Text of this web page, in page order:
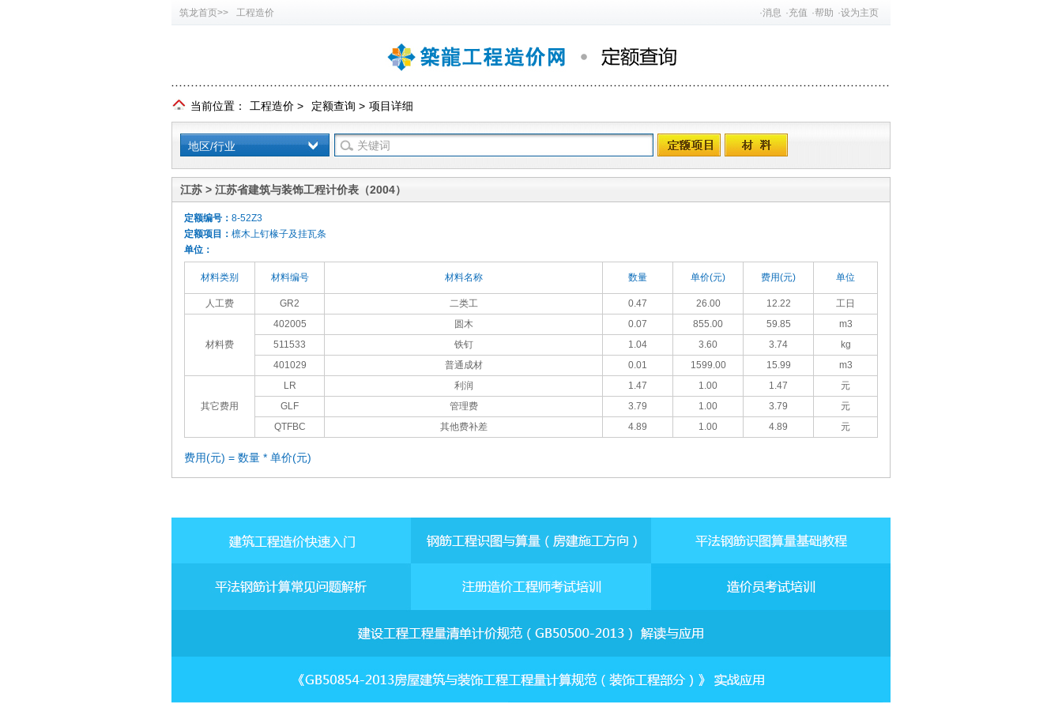
筑龙首页>> 工程造价 ·消息 ·充值 ·帮助 ·设为主页
当前位置： 工程造价 > 定额查询 > 项目详细
地区/行业
江苏 > 江苏省建筑与装饰工程计价表（2004）
定额编号： 8-52Z3
定额项目： 檩木上钉椽子及挂瓦条
单位：
材料类别 材料编号 材料名称 数量 单价(元) 费用(元) 单位
人工费 GR2 二类工 0.47 26.00 12.22 工日
材料费
402005 圆木 0.07 855.00 59.85
m3
511533
铁钉 1.04 3.60 3.74
kg
401029
普通成材 0.01 1599.00 15.99 m3
其它费用
LR 利润 1.47 1.00 1.47
元
GLF
管理费 3.79 1.00 3.79
元
QTFBC
其他费补差 4.89 1.00 4.89 元
费用(元) = 数量 * 单价(元)